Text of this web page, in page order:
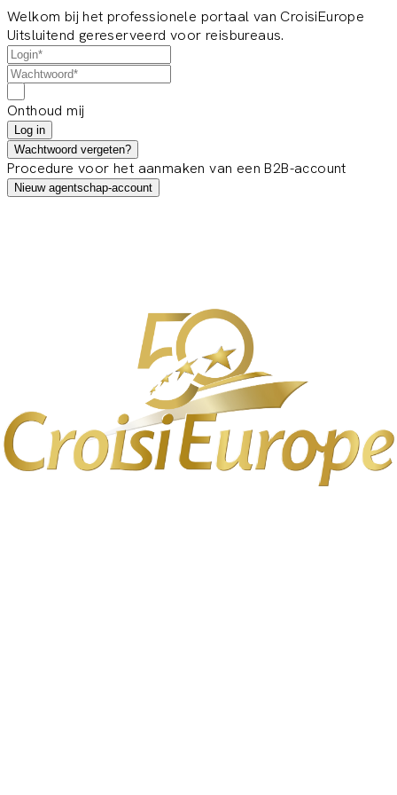
Welkom bij het professionele portaal van CroisiEurope
Uitsluitend gereserveerd voor reisbureaus.
Onthoud mij
Log in
Wachtwoord vergeten?
Procedure voor het aanmaken van een B2B-account
Nieuw agentschap-account